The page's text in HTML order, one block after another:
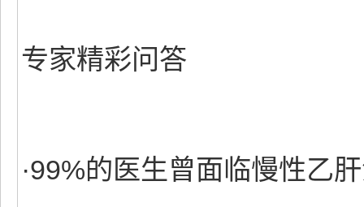
专家精彩问答
·99%的医生曾面临慢性乙